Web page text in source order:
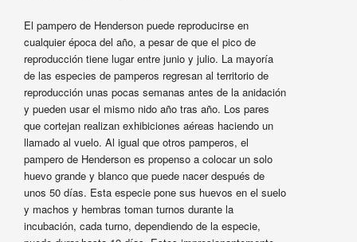
El pampero de Henderson puede reproducirse en
cualquier época del año, a pesar de que el pico de
reproducción tiene lugar entre junio y julio. La mayoría
de las especies de pamperos regresan al territorio de
reproducción unas pocas semanas antes de la anidación
y pueden usar el mismo nido año tras año. Los pares
que cortejan realizan exhibiciones aéreas haciendo un
llamado al vuelo. Al igual que otros pamperos, el
pampero de Henderson es propenso a colocar un solo
huevo grande y blanco que puede nacer después de
unos 50 días. Esta especie pone sus huevos en el suelo
y machos y hembras toman turnos durante la
incubación, cada turno, dependiendo de la especie,